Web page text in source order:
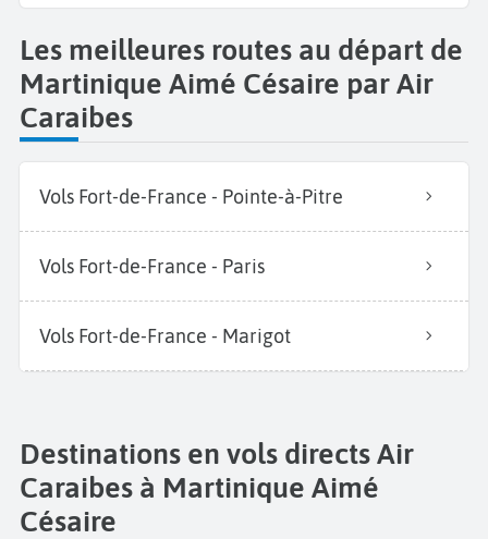
Les meilleures routes au départ de
Martinique Aimé Césaire par Air
Caraibes
Vols Fort-de-France - Pointe-à-Pitre
Vols Fort-de-France - Paris
Vols Fort-de-France - Marigot
Destinations en vols directs Air
Caraibes à Martinique Aimé
Césaire